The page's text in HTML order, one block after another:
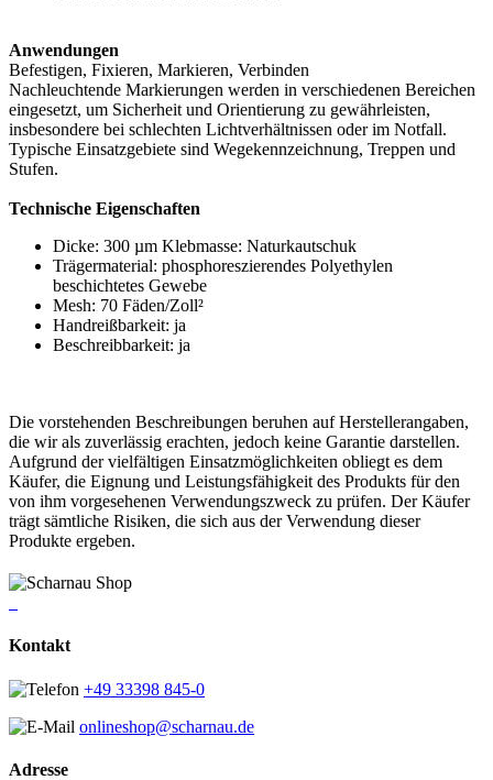
Anwendungen
Befestigen, Fixieren, Markieren, Verbinden
Nachleuchtende Markierungen werden in verschiedenen Bereichen
eingesetzt, um Sicherheit und Orientierung zu gewährleisten,
insbesondere bei schlechten Lichtverhältnissen oder im Notfall.
Typische Einsatzgebiete sind Wegekennzeichnung, Treppen und
Stufen.
Technische Eigenschaften
Dicke: 300 µm Klebmasse: Naturkautschuk
Trägermaterial: phosphoreszierendes Polyethylen
beschichtetes Gewebe
Mesh: 70 Fäden/Zoll²
Handreißbarkeit: ja
Beschreibbarkeit: ja
Die vorstehenden Beschreibungen beruhen auf Herstellerangaben,
die wir als zuverlässig erachten, jedoch keine Garantie darstellen.
Aufgrund der vielfältigen Einsatzmöglichkeiten obliegt es dem
Käufer, die Eignung und Leistungsfähigkeit des Produkts für den
von ihm vorgesehenen Verwendungszweck zu prüfen. Der Käufer
trägt sämtliche Risiken, die sich aus der Verwendung dieser
Produkte ergeben.
Kontakt
+49 33398 845-0
onlineshop@scharnau.de
Adresse